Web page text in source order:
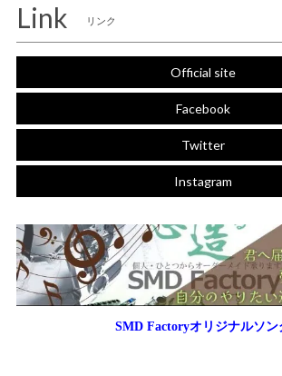
Link リンク
Official site
Facebook
Twitter
Instagram
SMD Factoryオリジナルソン